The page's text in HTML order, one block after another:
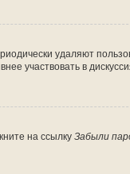
удаляют
участвовать в
на ссылку Забыли